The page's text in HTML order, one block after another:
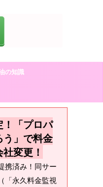
の知識
「プロパ
う」で料金
変更！
携済み！同サー
「永久料金監視